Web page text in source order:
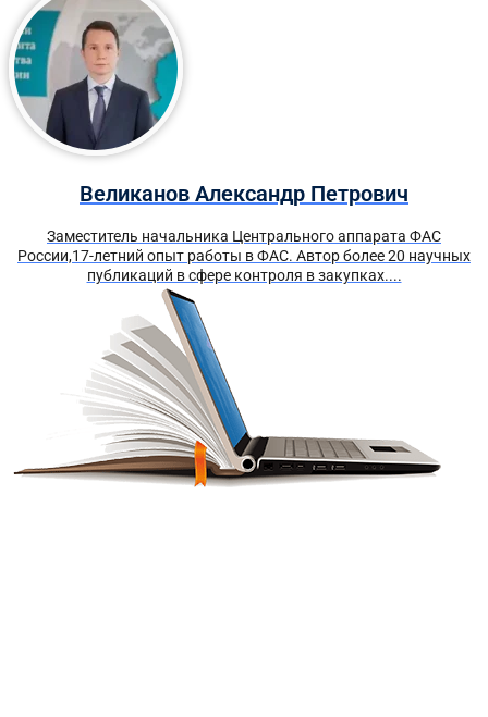
Великанов Александр Петрович
Заместитель начальника Центрального аппарата ФАС
России,17-летний опыт работы в ФАС. Автор более 20 научных
публикаций в сфере контроля в закупках....